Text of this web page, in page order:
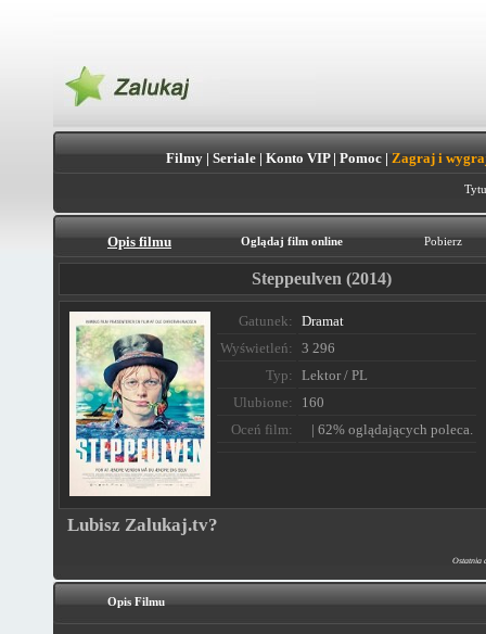
Filmy| Seriale| Konto VIP| Pomoc| Zagraj i
Opis filmu Oglądaj film online Pobierz
Steppeulven (2014)
Gatunek:
Dramat
Wyświetleń:
3 296
Typ:
Lektor / PL
Ulubione:
160
Oceń film:
| 62% oglądających poleca.
Lubisz Zalukaj.tv?
Ostatnia
Opis Filmu